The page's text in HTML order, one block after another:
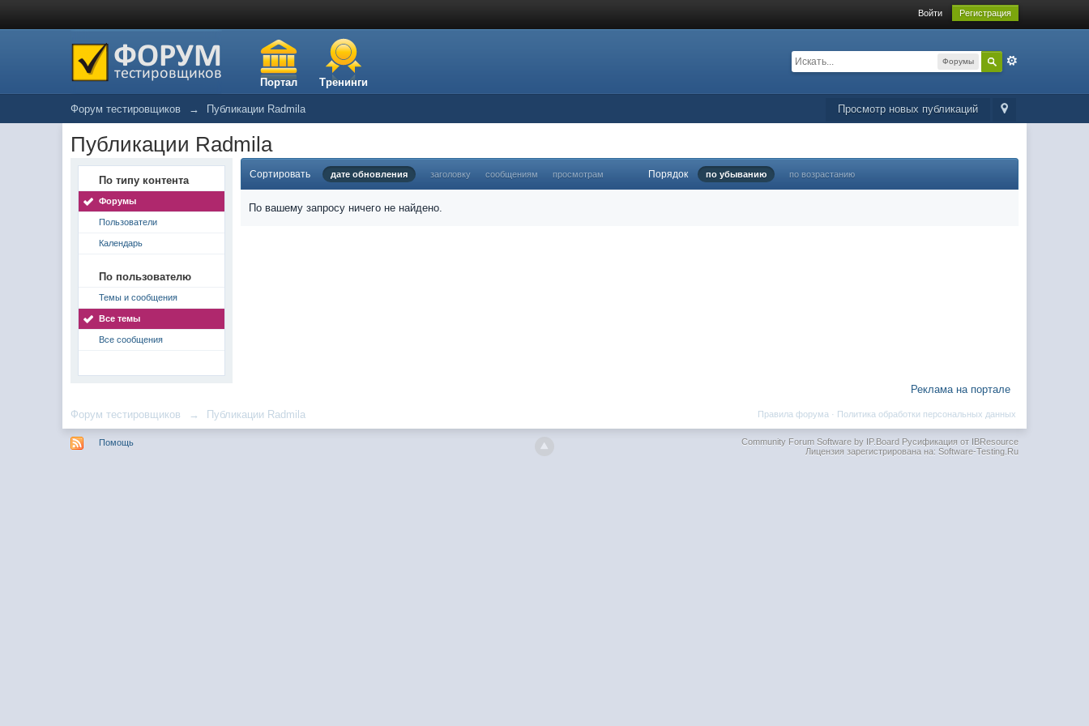
Войти Регистрация
Портал Тренинги
Форумы
Просмотр новых публикаций
Форум тестировщиков → Публикации Radmila
Публикации Radmila
По типу контента
Форумы
Пользователи
Календарь
По пользователю
Темы и сообщения
Все темы
Все сообщения
Сортировать дате обновления заголовку сообщениям просмотрам Порядок по убыванию по возрастанию
По вашему запросу ничего не найдено.
Реклама на портале
Форум тестировщиков → Публикации Radmila Политика обработки персональных данных
Правила форума ·
Помощь Community Forum Software by IP.BoardРусификация от IBResource
Лицензия зарегистрирована на: Software-Testing.Ru